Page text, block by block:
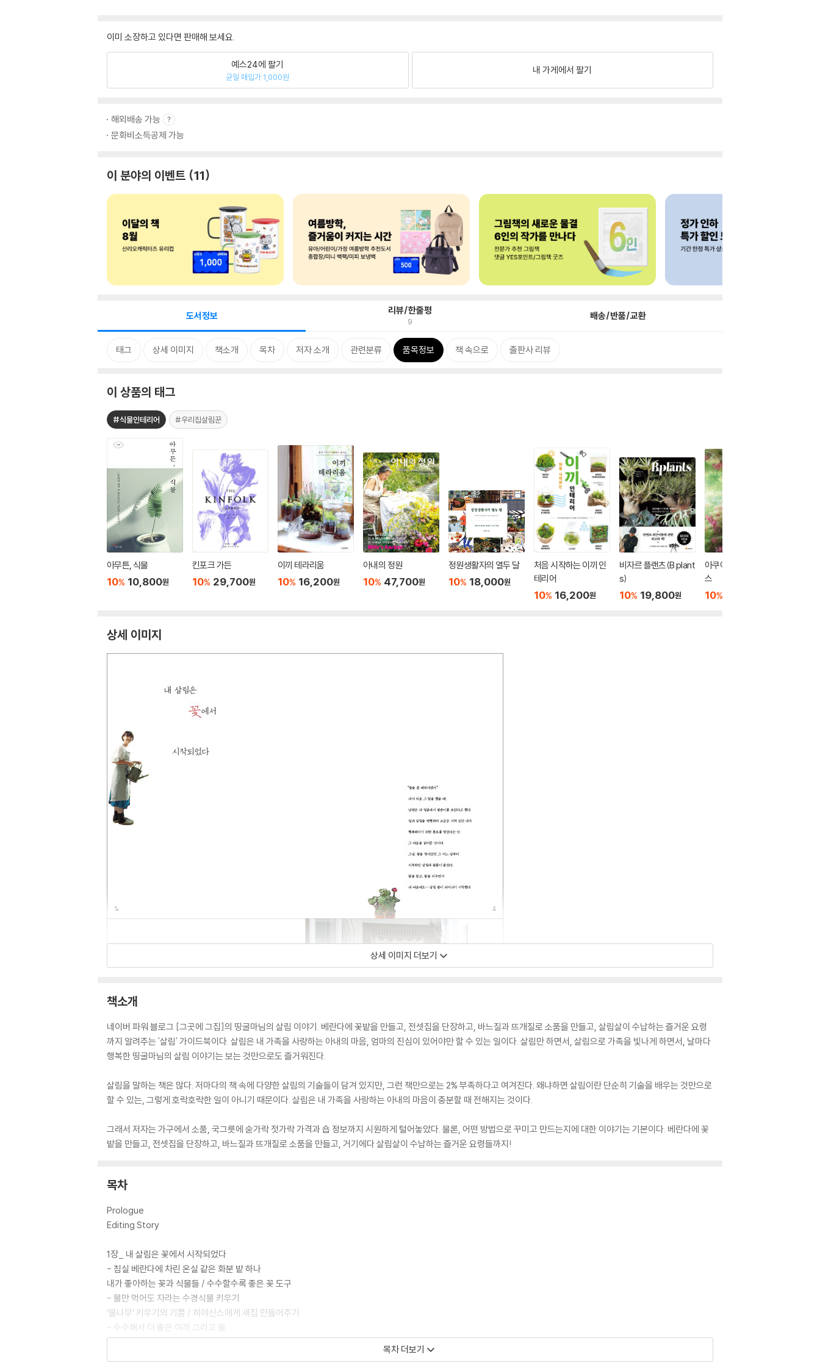
이미 소장하고 있다면 판매해 보세요.
예스24에 팔기
균일 매입가 1,000원
내 가게에서 팔기
해외배송 가능
문화비소득공제 가능
이 분야의 이벤트 11
도서정보 리뷰/한줄평
9 배송/반품/교환
태그 상세 이미지 책소개 목차 저자 소개 관련분류 품목정보 책 속으로 출판사 리뷰
이 상품의 태그
#식물인테리어 #우리집살림꾼
아무튼, 식물
10% 10,800원
킨포크 가든
10% 29,700원
이끼 테라리움
10% 16,200원
아내의 정원
10% 47,700원
정원생활자의 열두 달
10% 18,000원
처음 시작하는 이끼 인
테리어
10% 16,200원
비자르 플랜츠(B.plant
s)
10% 19,800원
아쿠아스케이프 클래
스
10%
상세 이미지
상세 이미지 더보기
책소개
네이버 파워 블로그 [그곳에 그집]의 띵굴마님의 살림 이야기. 베란다에 꽃밭을 만들고, 전셋집을 단장하고, 바느질과 뜨개질로 소품을 만들고, 살림살이 수납하는 즐거운 요령
까지 알려주는 '살림' 가이드북이다. 살림은 내 가족을 사랑하는 아내의 마음, 엄마의 진심이 있어야만 할 수 있는 일이다. 살림만 하면서, 살림으로 가족을 빛나게 하면서, 날마다
행복한 띵굴마님의 살림 이야기는 보는 것만으로도 즐거워진다.
살림을 말하는 책은 많다. 저마다의 책 속에 다양한 살림의 기술들이 담겨 있지만, 그런 책만으로는 2% 부족하다고 여겨진다. 왜냐하면 살림이란 단순히 기술을 배우는 것만으로
할 수 있는, 그렇게 호락호락한 일이 아니기 때문이다. 살림은 내 가족을 사랑하는 아내의 마음이 충분할 때 전해지는 것이다.
그래서 저자는 가구에서 소품, 국그릇에 숟가락 젓가락 가격과 숍 정보까지 시원하게 털어놓았다. 물론, 어떤 방법으로 꾸미고 만드는지에 대한 이야기는 기본이다. 베란다에 꽃
밭을 만들고, 전셋집을 단장하고, 바느질과 뜨개질로 소품을 만들고, 거기에다 살림살이 수납하는 즐거운 요령들까지!
목차
Prologue
Editing Story
1장_ 내 살림은 꽃에서 시작되었다
- 침실 베란다에 차린 온실 같은 화분 밭 하나
내가 좋아하는 꽃과 식물들 / 수수할수록 좋은 꽃 도구
- 물만 먹어도 자라는 수경식물 키우기
‘물나무’ 키우기의 기쁨 / 히야신스에게 새집 만들어주기
- 수수해서 더 좋은 이끼 그리고 돌
이끼의 참멋에 눈을 뜨다 / 하찮고 볼품없던 돌의 재발견
목차 더보기